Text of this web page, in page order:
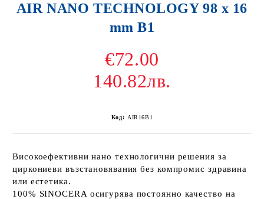
AIR NANO TECHNOLOGY 98 x 16
mm B1
€72.00
140.82лв.
Код: AIR16B1
Високоефективни нано технологични решения за
циркониеви възстановявания без компромис здравина
или естетика.
100% SINOCERA осигурява постоянно качество на